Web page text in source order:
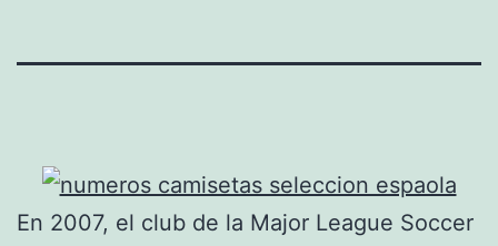
En 2007, el club de la Major League Soccer